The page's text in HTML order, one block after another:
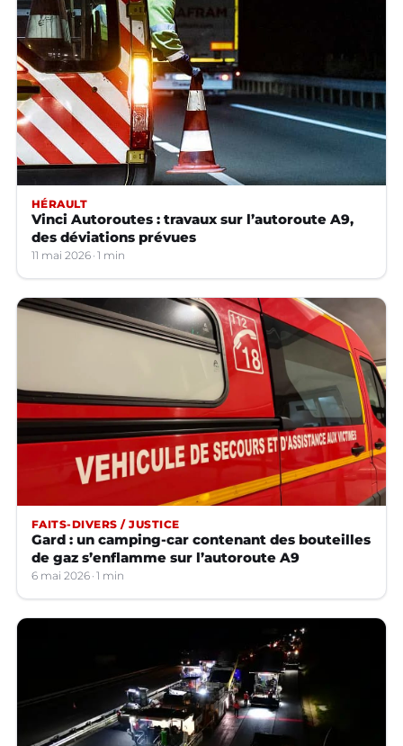
HÉRAULT
Vinci Autoroutes : travaux sur l’autoroute A9,
des déviations prévues
11 mai 2026 1 min
FAITS-DIVERS / JUSTICE
Gard : un camping-car contenant des bouteilles
de gaz s’enflamme sur l’autoroute A9
6 mai 2026 1 min